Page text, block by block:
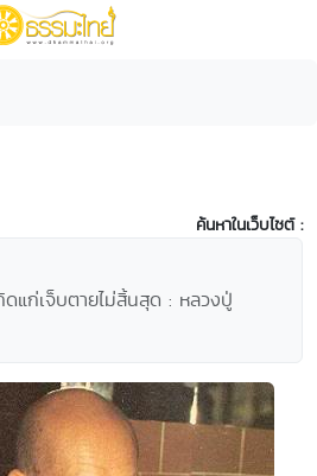
ค้นหาในเว็บไซต์ :
ดแก่เจ็บตายไม่สิ้นสุด : หลวงปู่